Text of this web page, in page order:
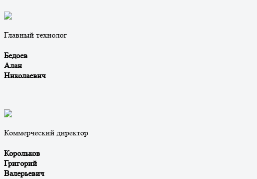
Главный технолог
Бедоев
Алан
Николаевич
Коммерческий директор
Корольков
Григорий
Валерьевич